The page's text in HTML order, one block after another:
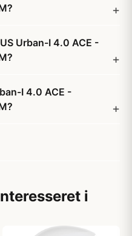
Urban-I 4.0 ACE -
I 4.0 ACE -
i